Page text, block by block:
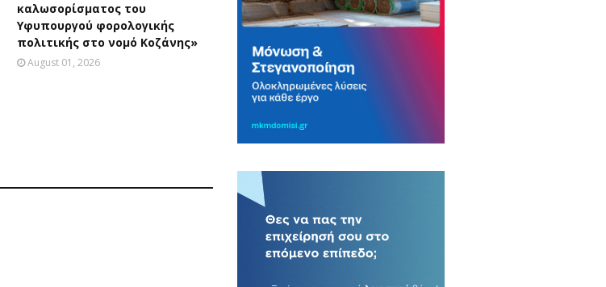
καλωσορίσματος του
Υφυπουργού φορολογικής
πολιτικής στο νομό Κοζάνης»
August 01, 2026